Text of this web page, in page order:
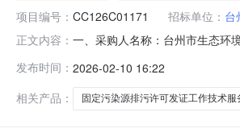
项目编号： CC126C01171 招标单位： 台
正文内容： 一、采购人名称：台州市生态环
技术服务项目采购台州市污染防
限公司联系人：朱靖晔、
发布时间： 2026-02-10 16:22
相关产品：
固定污染源排污许可发证工作技术服